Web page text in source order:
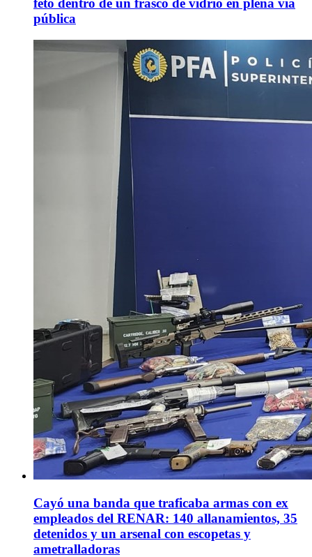
feto dentro de un frasco de vidrio en plena vía
pública
Cayó una banda que traficaba armas con ex
empleados del RENAR: 140 allanamientos, 35
detenidos y un arsenal con escopetas y
ametralladoras